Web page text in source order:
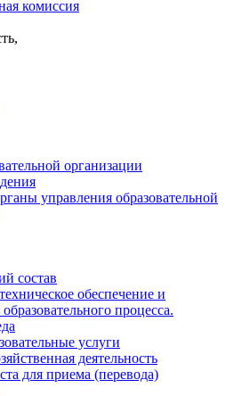
комиссия
организации
управления образовательной
состав
обеспечение и
процесса.
услуги
деятельность
для приема (перевода)